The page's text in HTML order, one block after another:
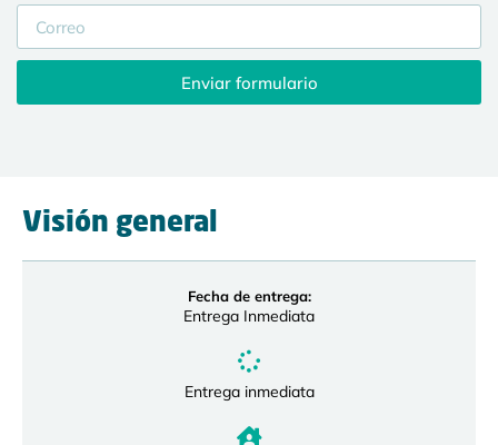
Visión general
Fecha de entrega:
Entrega Inmediata
Entrega inmediata
Enviar formulario